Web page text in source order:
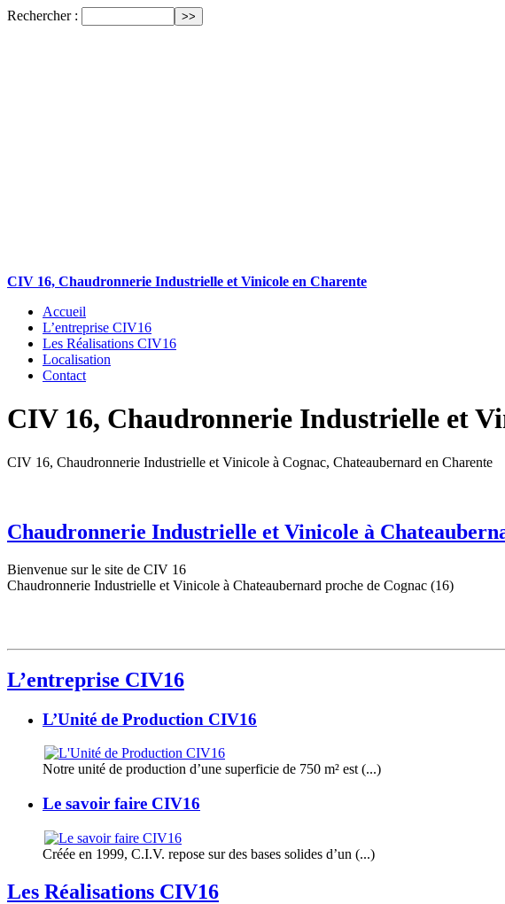
Rechercher :
CIV 16, Chaudronnerie Industrielle et Vinicole en Charente
Accueil
L’entreprise CIV16
Les Réalisations CIV16
Localisation
Contact
CIV 16, Chaudronnerie Industrielle et
CIV 16, Chaudronnerie Industrielle et Vinicole à Cognac, Chateaubernard en Charente
Chaudronnerie Industrielle et Vinicole à
Bienvenue sur le site de CIV 16
Chaudronnerie Industrielle et Vinicole à Chateaubernard proche de Cognac (16)
L’entreprise CIV16
L’Unité de Production CIV16
Notre unité de production d’une superficie de 750 m² est (...)
Le savoir faire CIV16
Créée en 1999, C.I.V. repose sur des bases solides d’un (...)
Les Réalisations CIV16